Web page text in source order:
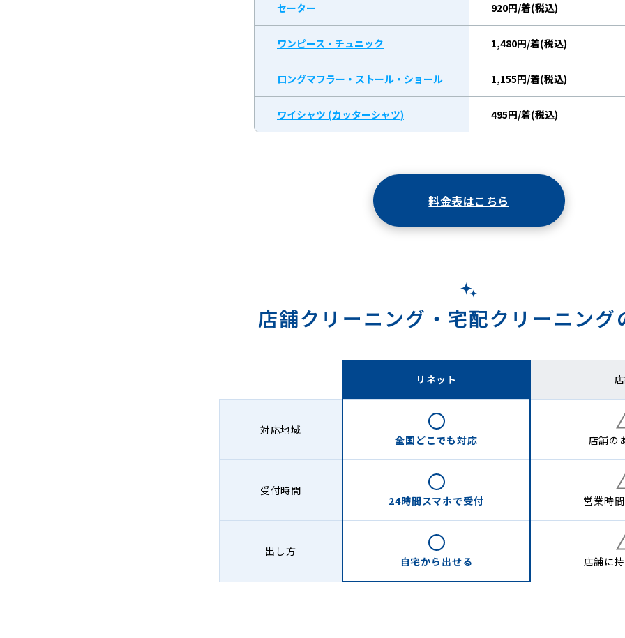
セーター 920円/着(税込)
ワンピース・チュニック 1,480円/着(税込)
ロングマフラー・ストール・ショール 1,155円/着(税込)
ワイシャツ (カッターシャツ) 495円/着(税込)
料金表はこちら
店舗クリーニング・ 宅配クリーニング
リネット
対応地域
全国どこでも対応 店舗の
受付時間
24時間スマホで受付 営業時
出し方
自宅から 出せる 店舗に